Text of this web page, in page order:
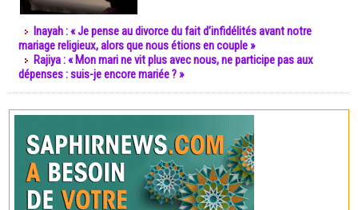
Inayah : « Je pense au divorce du fait d’infidélités avant notre
mariage religieux, alors que nous étions en couple »
Rajiya : « Mon mari ne vit plus avec nous, ne participe pas aux
dépenses : suis-je encore mariée ? »